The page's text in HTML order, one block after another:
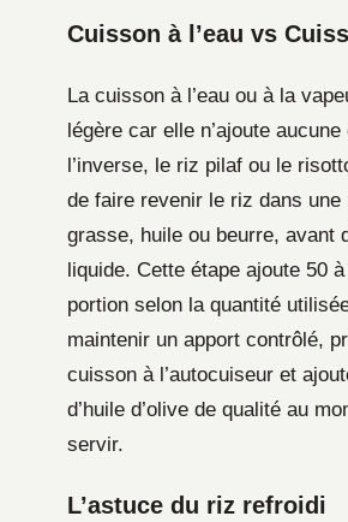
Cuisson à l’eau vs
La cuisson à l’eau ou à la
légère car elle n’ajoute
l’inverse, le riz pilaf ou le
de faire revenir le riz dans une
grasse, huile ou beurre, avant
liquide. Cette étape ajoute 50
portion selon la quantité
maintenir un apport contrôlé,
cuisson à l’autocuiseur et
d’huile d’olive de qualité au
servir.
L’astuce du riz refroidi